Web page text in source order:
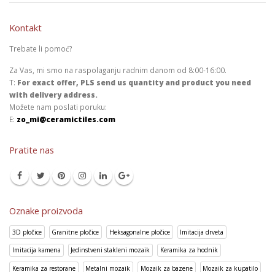
Kontakt
Trebate li pomoć?
Za Vas, mi smo na raspolaganju radnim danom od 8:00-16:00.
T: For exact offer, PLS send us quantity and product you need
with delivery address.
Možete nam poslati poruku:
E: zo_mi@ceramictiles.com
Pratite nas
Oznake proizvoda
3D pločice Granitne pločice Heksagonalne pločice Imitacija drveta
Imitacija kamena Jedinstveni stakleni mozaik Keramika za hodnik
Keramika za restorane Metalni mozaik Mozaik za bazene Mozaik za kupatilo